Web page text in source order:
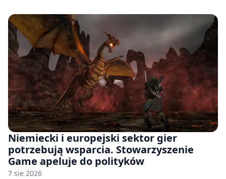
Niemiecki i europejski sektor gier
potrzebują wsparcia. Stowarzyszenie
Game apeluje do polityków
7 sie 2026